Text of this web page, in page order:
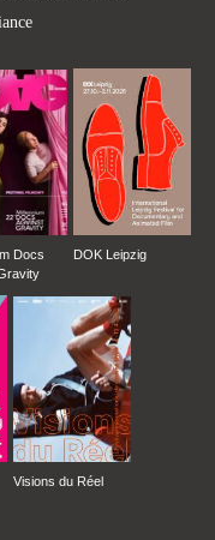
Docs
DOK Leipzig
Visions du Réel